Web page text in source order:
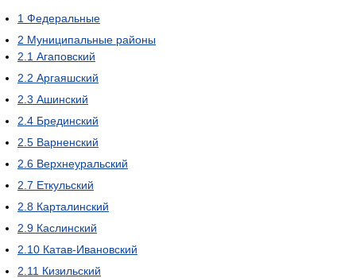
1 Федеральные
2 Муниципальные районы
2.1 Агаповский
2.2 Аргаяшский
2.3 Ашинский
2.4 Брединский
2.5 Варненский
2.6 Верхнеуральский
2.7 Еткульский
2.8 Карталинский
2.9 Каслинский
2.10 Катав-Ивановский
2.11 Кизильский